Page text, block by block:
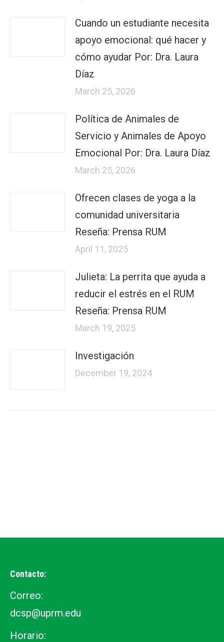
Cuando un estudiante necesita
apoyo emocional: qué hacer y
cómo ayudar Por: Dra. Laura
Díaz
March 25, 2026
Política de Animales de
Servicio y Animales de Apoyo
Emocional Por: Dra. Laura Díaz
March 25, 2026
Ofrecen clases de yoga a la
comunidad universitaria
Reseña: Prensa RUM
April 11, 2025
Julieta: La perrita que ayuda a
reducir el estrés en el RUM
Reseña: Prensa RUM
March 19, 2025
Investigación
December 19, 2024
Contacto:
Correo:
dcsp@uprm.edu
Horario: